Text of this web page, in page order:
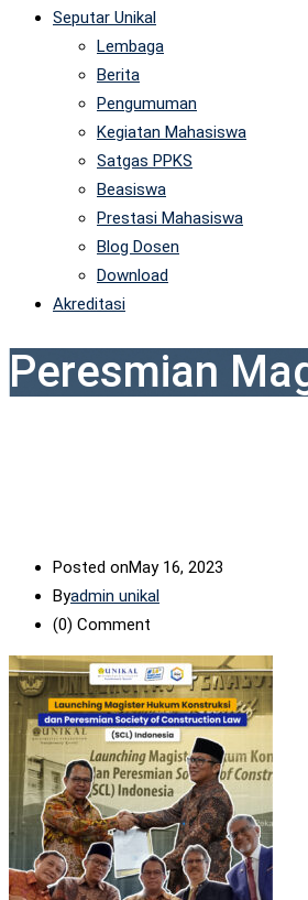
Seputar Unikal
Lembaga
Berita
Pengumuman
Kegiatan Mahasiswa
Satgas PPKS
Beasiswa
Prestasi Mahasiswa
Blog Dosen
Download
Akreditasi
Peresmian
Posted onMay 16, 2023
Byadmin unikal
(0) Comment